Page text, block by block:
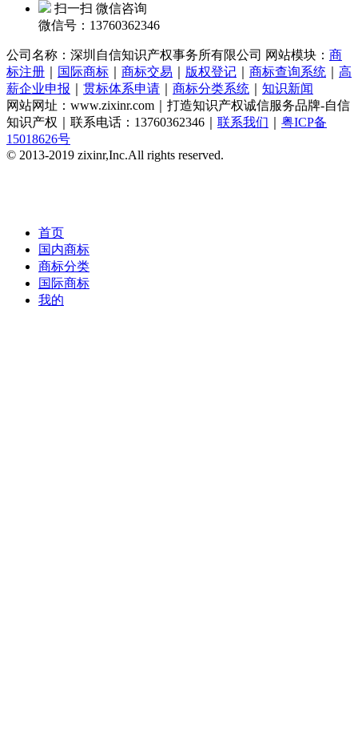
扫一扫 微信咨询
微信号：13760362346
公司名称： 深圳自信知识产权事务所有限公司 网站模块： 商
标注册
国际商标 商标交易 版权登记 商标查询系统
高
薪企业申报
贯标体系申请 商标分类系统
知识新闻
网站网址：www.zixinr.com｜打造知识产权诚信服务品牌-自信
知识产权｜联系电话：13760362346｜ 联系我们
粤ICP备
15018626号
© 2013-2019 zixinr,Inc.All rights reserved.
首页
国内商标
商标分类
国际商标
我的